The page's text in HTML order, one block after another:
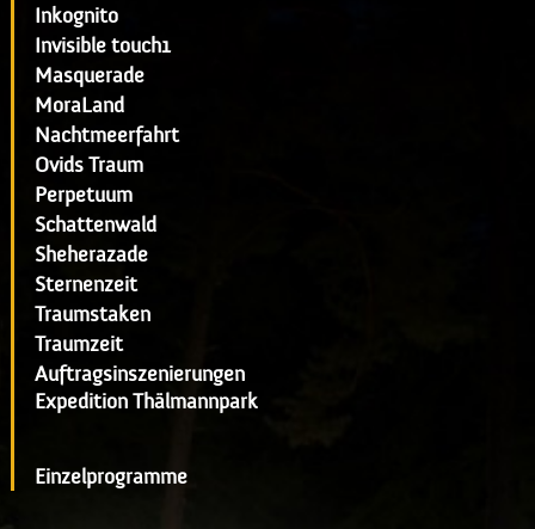
Inkognito
Invisible touch1
Masquerade
MoraLand
Nachtmeerfahrt
Ovids Traum
Perpetuum
Schattenwald
Sheherazade
Sternenzeit
Traumstaken
Traumzeit
Auftragsinszenierungen
Expedition Thälmannpark
Einzelprogramme